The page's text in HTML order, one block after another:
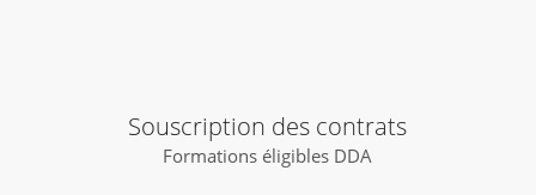
Souscription des contrats
Formations éligibles DDA